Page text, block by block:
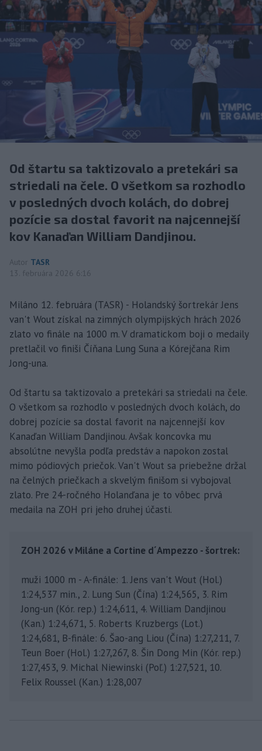
Od štartu sa taktizovalo a pretekári sa
striedali na čele. O všetkom sa rozhodlo
v posledných dvoch kolách, do dobrej
pozície sa dostal favorit na najcennejší
kov Kanaďan William Dandjinou.
Autor TASR
13. februára 2026 6:16
Miláno 12. februára (TASR) - Holandský šortrekár Jens
van't Wout získal na zimných olympijských hrách 2026
zlato vo finále na 1000 m. V dramatickom boji o medaily
pretlačil vo finiši Číňana Lung Suna a Kórejčana Rim
Jong-una.
Od štartu sa taktizovalo a pretekári sa striedali na čele.
O všetkom sa rozhodlo v posledných dvoch kolách, do
dobrej pozície sa dostal favorit na najcennejší kov
Kanaďan William Dandjinou. Avšak koncovka mu
absolútne nevyšla podľa predstáv a napokon zostal
mimo pódiových priečok. Van't Wout sa priebežne držal
na čelných priečkach a skvelým finišom si vybojoval
zlato. Pre 24-ročného Holanďana je to vôbec prvá
medaila na ZOH pri jeho druhej účasti.
ZOH 2026 v Miláne a Cortine d´Ampezzo - šortrek:
muži 1000 m - A-finále: 1. Jens van't Wout (Hol.)
1:24,537 min., 2. Lung Sun (Čína) 1:24,565, 3. Rim
Jong-un (Kór. rep.) 1:24,611, 4. William Dandjinou
(Kan.) 1:24,671, 5. Roberts Kruzbergs (Lot.)
1:24,681, B-finále: 6. Šao-ang Liou (Čína) 1:27,211, 7.
Teun Boer (Hol.) 1:27,267, 8. Šin Dong Min (Kór. rep.)
1:27,453, 9. Michal Niewinski (Poľ.) 1:27,521, 10.
Felix Roussel (Kan.) 1:28,007